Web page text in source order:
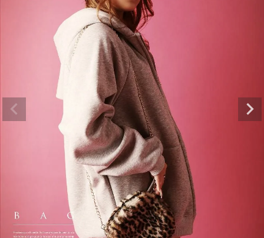
＝ボムシェル】はダンス衣装専門ブランド。
衣装ならお任せ！オリジナル衣装やダンス衣装のトータル
ィネートのご提案。 ボムシェルならではの最新で斬新な
えをお届け。 撮影で使用してる小物や靴などダンサー必
ーデはイメージしやすく、全てボムシェルでご購入可能。
とは差別化出来るしっかりした衣装のご提案はダンサー
ージ映えを全力で応援してます。
商品一覧
【B/
「これど
好き女子
レッスン